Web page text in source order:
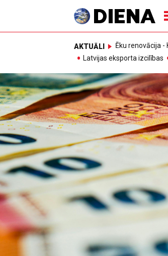
AKTUĀLI Ēku renovācija -
Latvijas eksporta izcilības